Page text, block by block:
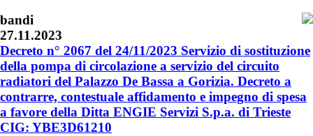
bandi
27.11.2023
Decreto n° 2067 del 24/11/2023 Servizio di sostituzione
della pompa di circolazione a servizio del circuito
radiatori del Palazzo De Bassa a Gorizia. Decreto a
contrarre, contestuale affidamento e impegno di spesa
a favore della Ditta ENGIE Servizi S.p.a. di Trieste
CIG: YBE3D61210